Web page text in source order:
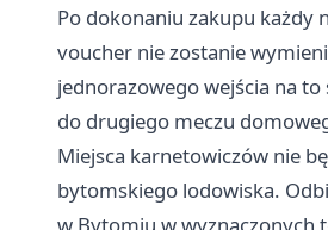
Po dokonaniu zakupu każdy
voucher nie zostanie
jednorazowego wejścia na
do drugiego meczu
Miejsca karnetowiczów nie
bytomskiego lodowiska.
w Bytomiu w wyznaczonych